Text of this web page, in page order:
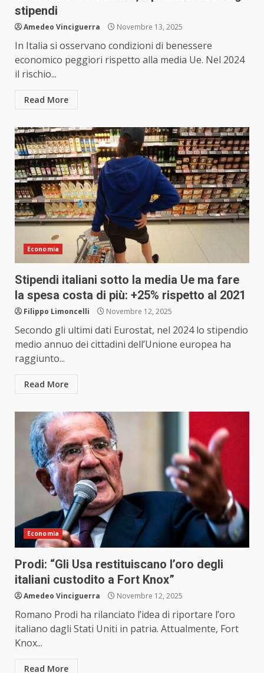
stipendi
Amedeo Vinciguerra Novembre 13, 2025
In Italia si osservano condizioni di benessere
economico peggiori rispetto alla media Ue. Nel 2024
il rischio...
Read More
Economia
Stipendi italiani sotto la media Ue ma fare
la spesa costa di più: +25% rispetto al 2021
Filippo Limoncelli Novembre 12, 2025
Secondo gli ultimi dati Eurostat, nel 2024 lo stipendio
medio annuo dei cittadini dell’Unione europea ha
raggiunto...
Read More
Economia
Prodi: “Gli Usa restituiscano l’oro degli
italiani custodito a Fort Knox”
Amedeo Vinciguerra Novembre 12, 2025
Romano Prodi ha rilanciato l’idea di riportare l’oro
italiano dagli Stati Uniti in patria. Attualmente, Fort
Knox...
Read More